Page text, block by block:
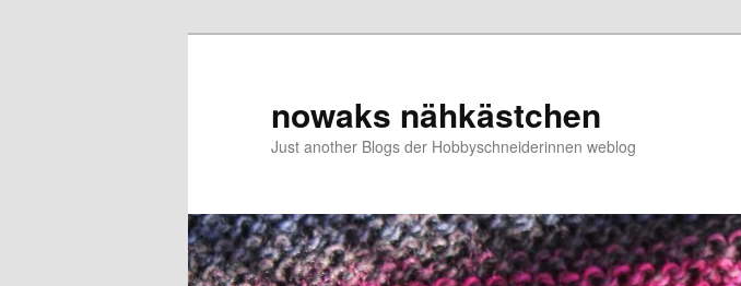
nowaks nähkästchen
Just another Blogs der Hobbyschneiderinnen weblog